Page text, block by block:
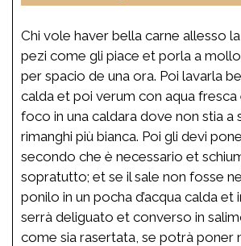
Chi vole haver bella carne allesso
pezi come gli piace et porla a
per spacio de una ora. Poi lavarla
calda et poi verum con aqua
foco in una caldara dove non stia a
rimanghi più bianca. Poi gli devi
secondo che è necessario et
sopratutto; et se il sale non fosse
ponilo in un pocha d’acqua calda et
serrà deliguato et converso in
come sia rasertata, se potrà poner